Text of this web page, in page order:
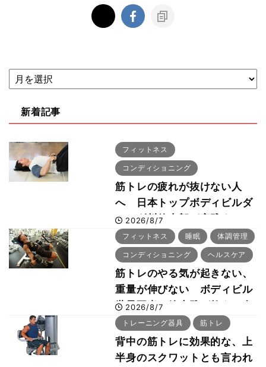
新着記事
フィットネス
コンディショニング
筋トレの疲れが抜けない人
へ 日本トップボディビルダ
ー・刈川啓志郎が実践する
「回復習慣」
2026/8/7
フィットネス 睡眠 体調管理
コンディショニング ヘルスケア
筋トレのやる気が起きない、
重量が伸びない ボディビル
世界王者・鈴木雅が教える食
事・睡眠・呼吸の整え方
2026/8/7
トレーニング器具 筋トレ
背中の筋トレに効果的な、上
半身のスクワットとも言われ